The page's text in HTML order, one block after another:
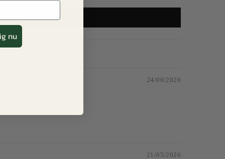
24/06/2026
21/05/2026
nu